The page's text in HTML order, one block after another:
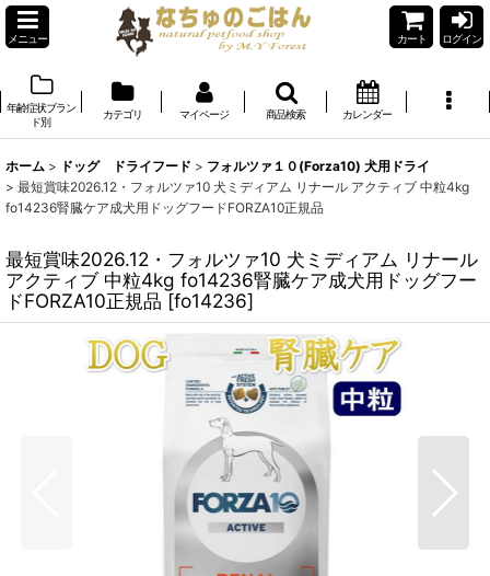
メニュー カート ログイン
年齢症状ブラン
ド別
カテゴリ マイページ 商品検索 カレンダー
ホーム > ドッグ ドライフード > フォルツァ１０(Forza10) 犬用ドライ
> 最短賞味2026.12・フォルツァ10 犬ミディアム リナール アクティブ 中粒4kg
fo14236腎臓ケア成犬用ドッグフードFORZA10正規品
最短賞味2026.12・フォルツァ10 犬ミディアム リナール
アクティブ 中粒4kg fo14236腎臓ケア成犬用ドッグフー
ドFORZA10正規品 [fo14236]